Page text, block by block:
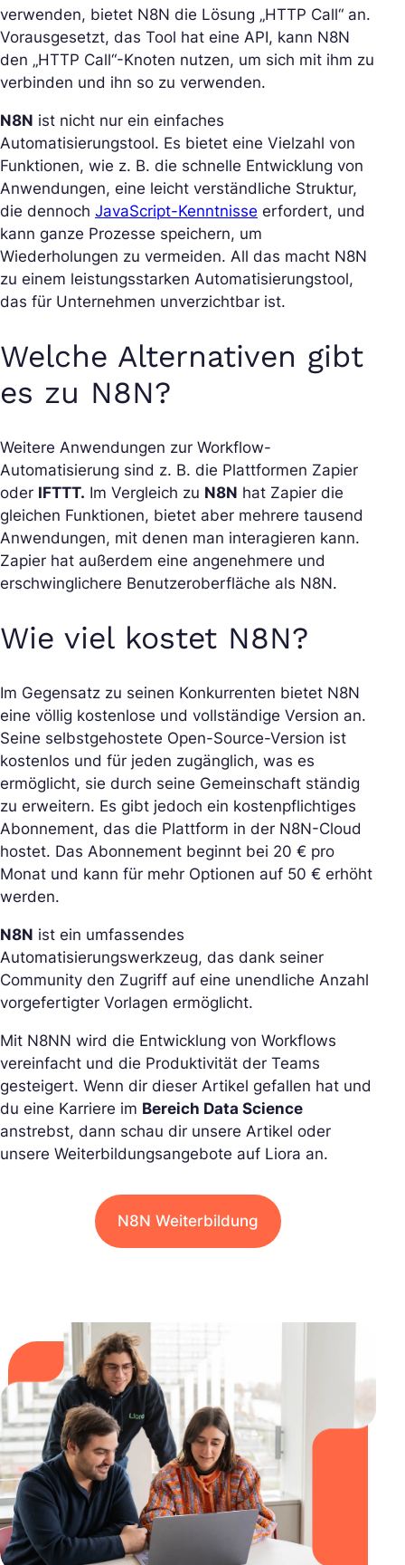
verwenden, bietet N8N die Lösung „HTTP Call“ an.
Vorausgesetzt, das Tool hat eine API, kann N8N
den „HTTP Call“-Knoten nutzen, um sich mit ihm zu
verbinden und ihn so zu verwenden.
N8N ist nicht nur ein einfaches
Automatisierungstool. Es bietet eine Vielzahl von
Funktionen, wie z. B. die schnelle Entwicklung von
Anwendungen, eine leicht verständliche Struktur,
die dennoch JavaScript-Kenntnisse erfordert, und
kann ganze Prozesse speichern, um
Wiederholungen zu vermeiden. All das macht N8N
zu einem leistungsstarken Automatisierungstool,
das für Unternehmen unverzichtbar ist.
Welche Alternativen gibt
es zu N8N?
Weitere Anwendungen zur Workflow-
Automatisierung sind z. B. die Plattformen Zapier
oder IFTTT. Im Vergleich zu N8N hat Zapier die
gleichen Funktionen, bietet aber mehrere tausend
Anwendungen, mit denen man interagieren kann.
Zapier hat außerdem eine angenehmere und
erschwinglichere Benutzeroberfläche als N8N.
Wie viel kostet N8N?
Im Gegensatz zu seinen Konkurrenten bietet N8N
eine völlig kostenlose und vollständige Version an.
Seine selbstgehostete Open-Source-Version ist
kostenlos und für jeden zugänglich, was es
ermöglicht, sie durch seine Gemeinschaft ständig
zu erweitern. Es gibt jedoch ein kostenpflichtiges
Abonnement, das die Plattform in der N8N-Cloud
hostet. Das Abonnement beginnt bei 20 € pro
Monat und kann für mehr Optionen auf 50 € erhöht
werden.
N8N ist ein umfassendes
Automatisierungswerkzeug, das dank seiner
Community den Zugriff auf eine unendliche Anzahl
vorgefertigter Vorlagen ermöglicht.
Mit N8NN wird die Entwicklung von Workflows
vereinfacht und die Produktivität der Teams
gesteigert. Wenn dir dieser Artikel gefallen hat und
du eine Karriere im Bereich Data Science
anstrebst, dann schau dir unsere Artikel oder
unsere Weiterbildungsangebote auf Liora an.
N8N Weiterbildung